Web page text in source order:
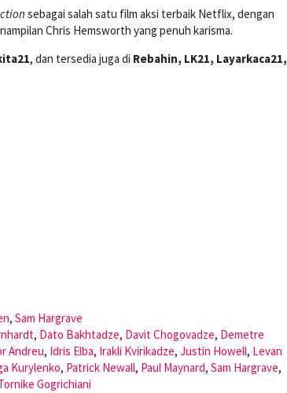
sebagai salah satu film aksi terbaik Netflix, dengan
Chris Hemsworth yang penuh karisma.
, dan tersedia juga di Rebahin, LK21, Layarkaca21,
, Sam Hargrave
, Dato Bakhtadze, Davit Chogovadze, Demetre
Andreu, Idris Elba, Irakli Kvirikadze, Justin Howell, Levan
Kurylenko, Patrick Newall, Paul Maynard, Sam Hargrave,
Gogrichiani